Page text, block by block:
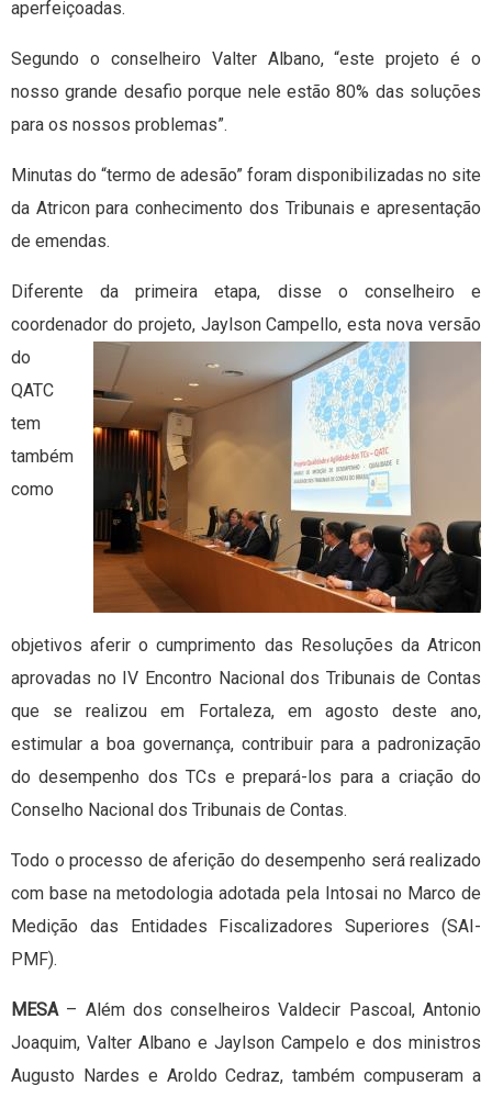
aperfeiçoadas.
Segundo o conselheiro Valter Albano, “este projeto é o
nosso grande desafio porque nele estão 80% das soluções
para os nossos problemas”.
Minutas do “termo de adesão” foram disponibilizadas no site
da Atricon para conhecimento dos Tribunais e apresentação
de emendas.
Diferente da primeira etapa, disse o conselheiro e
coordenador do projeto, Jaylson Campello, esta nova versão
do
QATC
tem
também
como
objetivos aferir o cumprimento das Resoluções da Atricon
aprovadas no IV Encontro Nacional dos Tribunais de Contas
que se realizou em Fortaleza, em agosto deste ano,
estimular a boa governança, contribuir para a padronização
do desempenho dos TCs e prepará-los para a criação do
Conselho Nacional dos Tribunais de Contas.
Todo o processo de aferição do desempenho será realizado
com base na metodologia adotada pela Intosai no Marco de
Medição das Entidades Fiscalizadores Superiores (SAI-
PMF).
MESA– Além dos conselheiros Valdecir Pascoal, Antonio
Joaquim, Valter Albano e Jaylson Campelo e dos ministros
Augusto Nardes e Aroldo Cedraz, também compuseram a